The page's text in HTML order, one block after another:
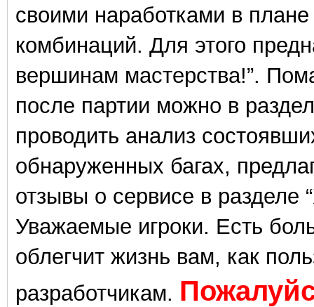
своими наработками в
комбинаций. Для этого
вершинам мастерства!”.
после партии можно в
проводить анализ
обнаруженных багах,
отзывы о сервисе в разделе
Уважаемые игроки. Есть
облегчит жизнь вам, как
разработчикам.